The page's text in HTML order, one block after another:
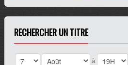
RECHERCHER UN TITRE
à